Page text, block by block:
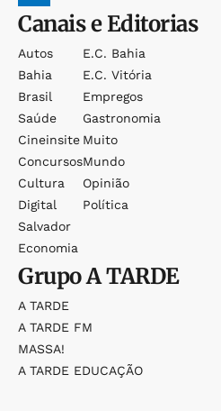
Canais e Editorias
Autos
Bahia
Brasil
Saúde
Cineinsite
Concursos
Cultura
Digital
Salvador
Economia
E.c. Bahia
E.c. Vitória
Empregos
Gastronomia
Muito
Mundo
Opinião
Política
GrupoA TARDE
A TARDE
A TARDE FM
MASSA!
A TARDE EDUCAÇÃO